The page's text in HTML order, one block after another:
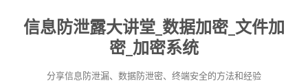
信息防泄露大讲堂_数据加密_文件加
密_加密系统
分享信息防泄漏、数据防泄密、终端安全的方法和经验